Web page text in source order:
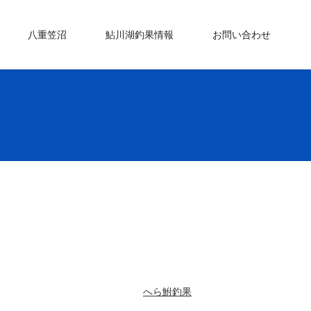
八重笠沼 鮎川湖釣果情報 お問い合わせ
へら鮒釣果